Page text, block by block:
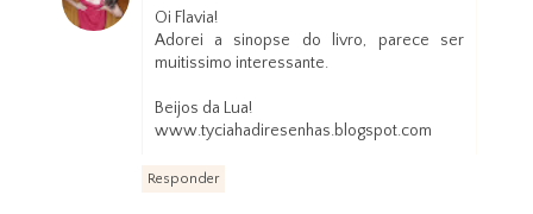
Oi Flavia!
Adorei a sinopse do livro, parece ser
muitissimo interessante.
Beijos da Lua!
www.tyciahadiresenhas.blogspot.com
Responder